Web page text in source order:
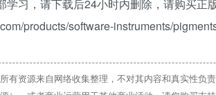
学习，请下载后24小时内删除，请购买正
products/software-instruments/
有资源来自网络收集整理，不对其内容和真实性负